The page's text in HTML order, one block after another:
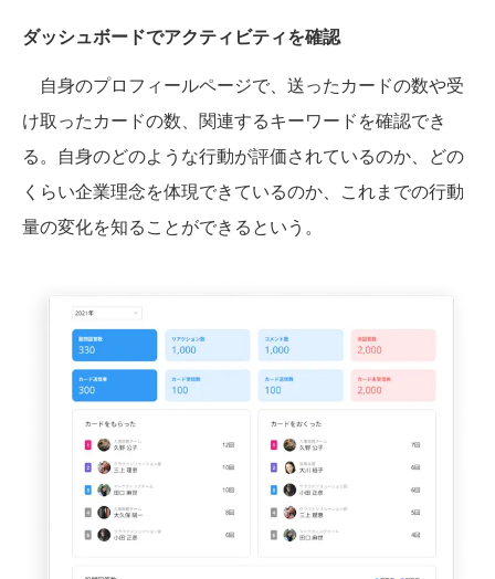
ダッシュボードでアクティビティを確認
自身のプロフィールページで、送ったカードの数や受
け取ったカードの数、関連するキーワードを確認でき
る。自身のどのような行動が評価されているのか、どの
くらい企業理念を体現できているのか、これまでの行動
量の変化を知ることができるという。